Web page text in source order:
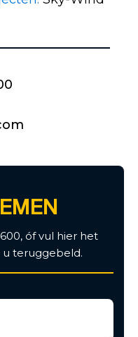
óf vul hier het
teruggebeld.